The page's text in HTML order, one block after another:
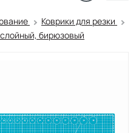
Коврики для резки
бирюзовый